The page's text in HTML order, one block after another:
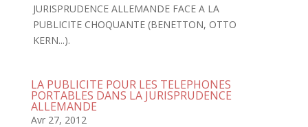
JURISPRUDENCE ALLEMANDE FACE A LA
PUBLICITE CHOQUANTE (BENETTON, OTTO
KERN...).
LA PUBLICITE POUR LES TELEPHONES
PORTABLES DANS LA JURISPRUDENCE
ALLEMANDE
Avr 27, 2012